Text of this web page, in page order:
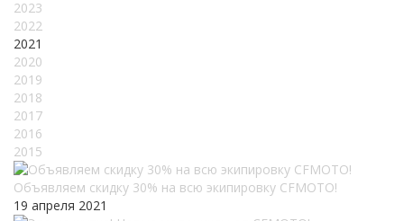
2023
2022
2021
2020
2019
2018
2017
2016
2015
Объявляем скидку 30% на всю экипировку CFMOTO!
19 апреля 2021